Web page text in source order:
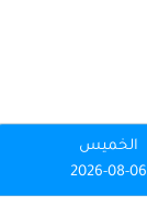
الخميس
2026-08-06